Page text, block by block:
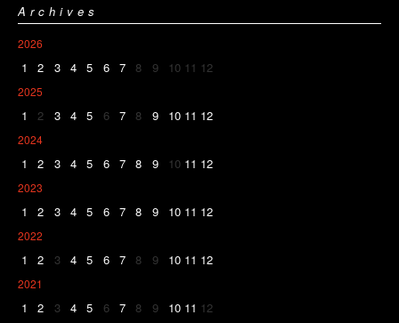
Archives
2026
1 2 3 4 5 6 7 8 9 10 11 12
2025
1 2 3 4 5 6 7 8 9 10 11 12
2024
1 2 3 4 5 6 7 8 9 10 11 12
2023
1 2 3 4 5 6 7 8 9 10 11 12
2022
1 2 3 4 5 6 7 8 9 10 11 12
2021
1 2 3 4 5 6 7 8 9 10 11 12